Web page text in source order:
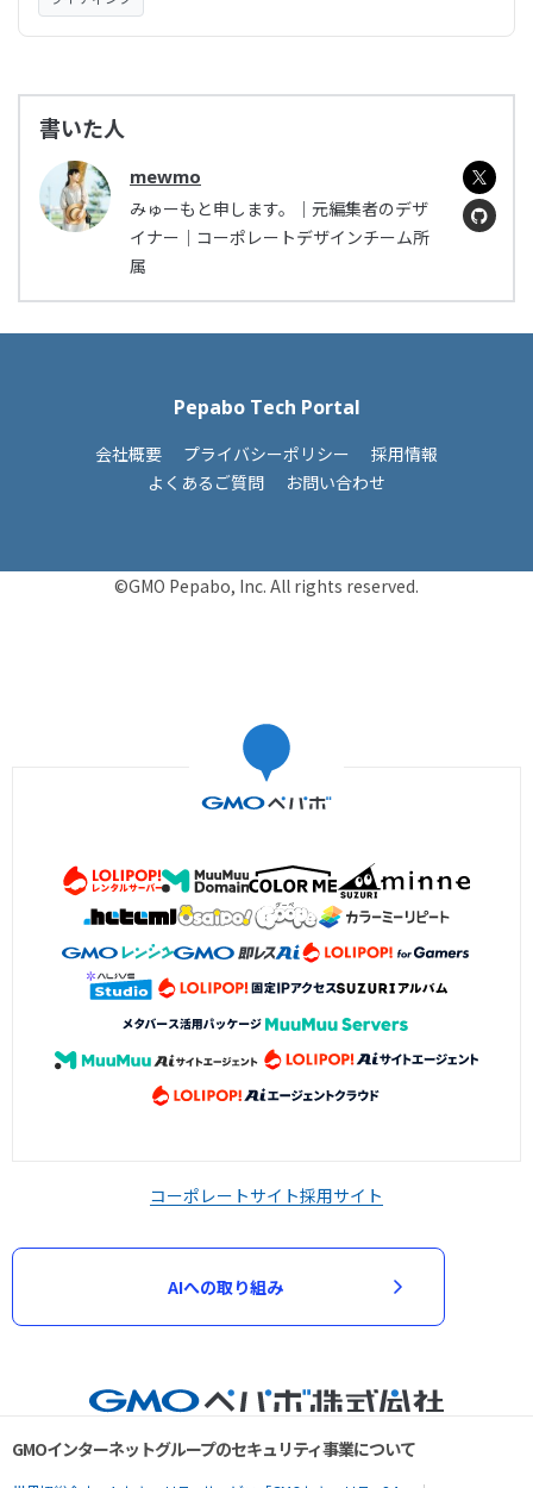
書いた人
mewmo
みゅーもと申します。｜元編集者のデザ
イナー｜コーポレートデザインチーム所
属
Pepabo Tech Portal
会社概要 プライバシーポリシー
採用情報
よくあるご質問
お問い合わせ
©GMO Pepabo, Inc. All rights reserved.
コーポレートサイト採用サイト
AIへの取り組み
GMOインターネットグループのセキュリティ事業について